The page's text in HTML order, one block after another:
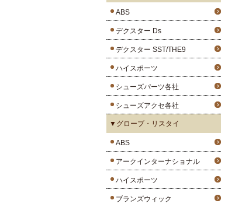
ABS
デクスター Ds
デクスター SST/THE9
ハイスポーツ
シューズパーツ各社
シューズアクセ各社
▼グローブ・リスタイ
ABS
アークインターナショナル
ハイスポーツ
ブランズウィック